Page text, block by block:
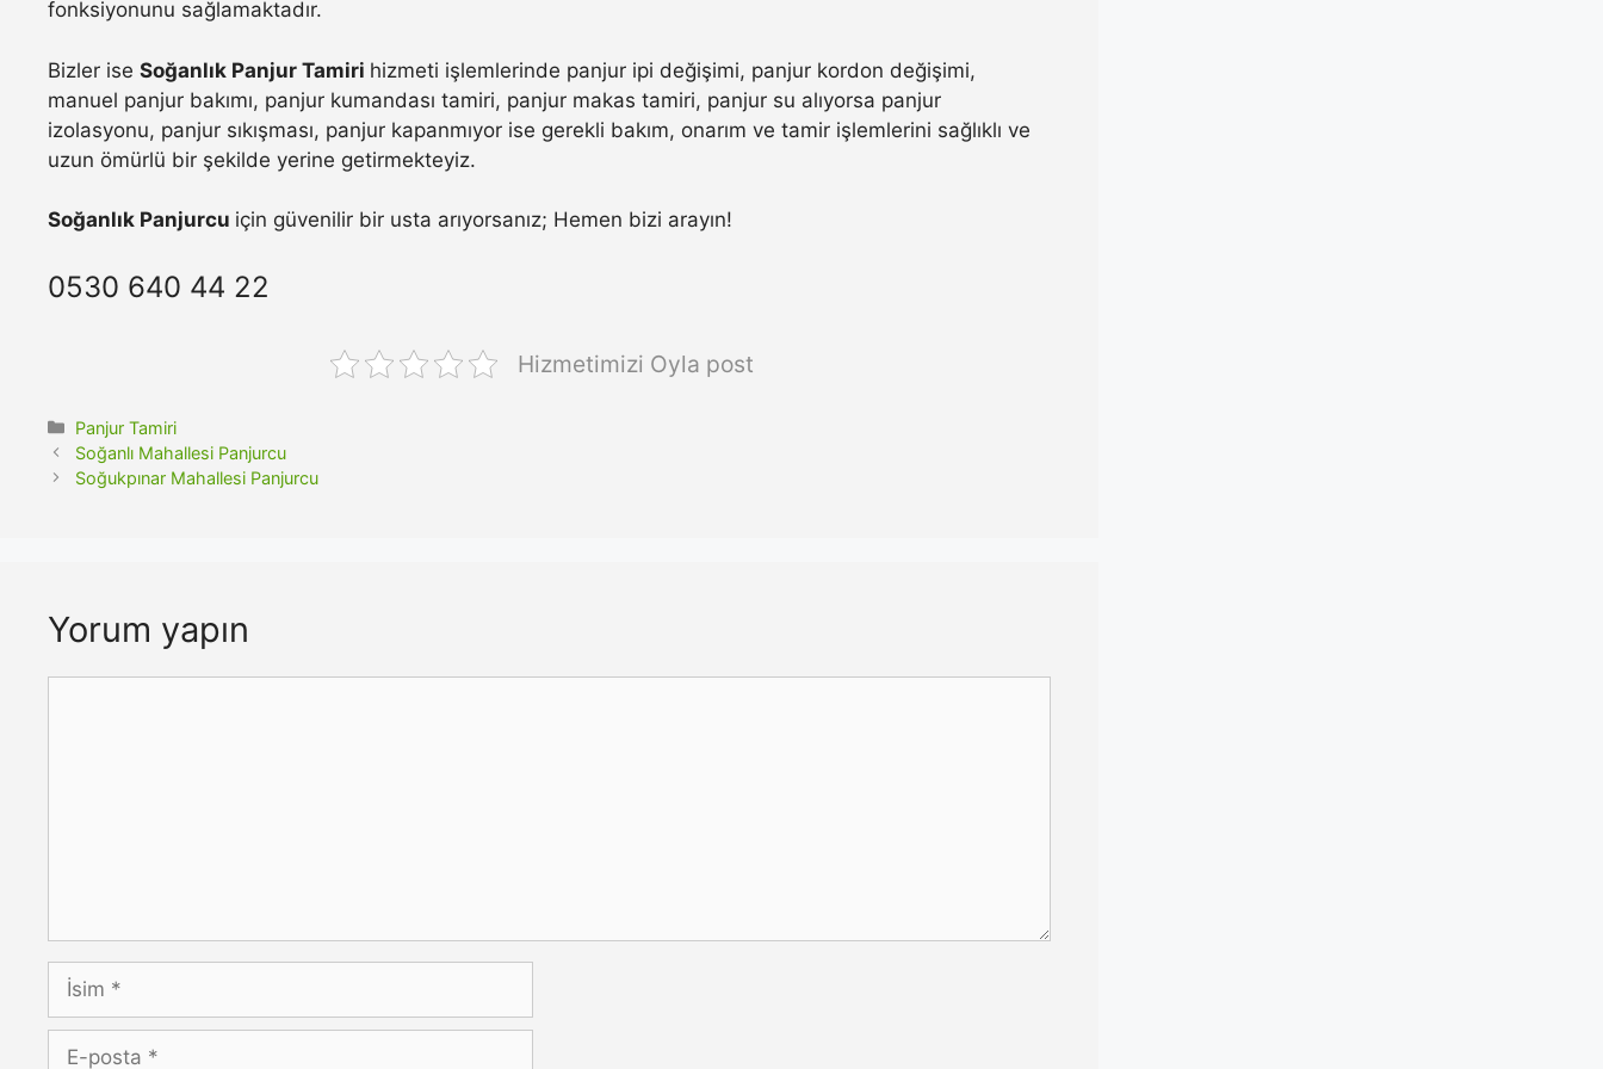
fonksiyonunu sağlamaktadır.
Bizler ise Soğanlık Panjur Tamiri hizmeti işlemlerinde panjur ipi değişimi, panjur kordon değişimi,
manuel panjur bakımı, panjur kumandası tamiri, panjur makas tamiri, panjur su alıyorsa panjur
izolasyonu, panjur sıkışması, panjur kapanmıyor ise gerekli bakım, onarım ve tamir işlemlerini sağlıklı ve
uzun ömürlü bir şekilde yerine getirmekteyiz.
Soğanlık Panjurcu için güvenilir bir usta arıyorsanız; Hemen bizi arayın!
0530 640 44 22
Hizmetimizi Oyla post
Kategoriler
Panjur Tamiri
Soğanlı Mahallesi Panjurcu
Soğukpınar Mahallesi Panjurcu
Yorum yapın
İsim